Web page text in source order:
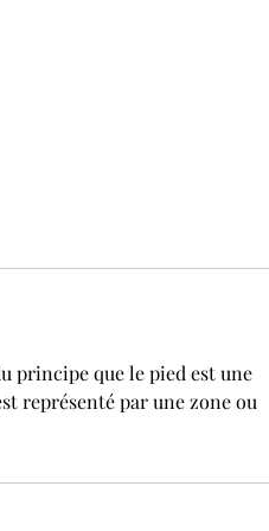
principe que le pied est une
représenté par une zone ou